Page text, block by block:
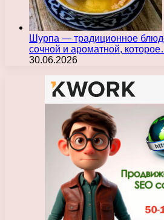
Шурпа — традиционное
сочной и ароматной,
30.06.2026